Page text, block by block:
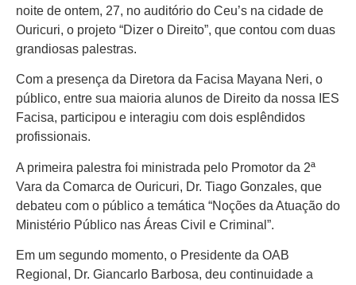
noite de ontem, 27, no auditório do Ceu’s na cidade de
Ouricuri, o projeto “Dizer o Direito”, que contou com duas
grandiosas palestras.
Com a presença da Diretora da Facisa Mayana Neri, o
público, entre sua maioria alunos de Direito da nossa IES
Facisa, participou e interagiu com dois esplêndidos
profissionais.
A primeira palestra foi ministrada pelo Promotor da 2ª
Vara da Comarca de Ouricuri, Dr. Tiago Gonzales, que
debateu com o público a temática “Noções da Atuação do
Ministério Público nas Áreas Civil e Criminal”.
Em um segundo momento, o Presidente da OAB
Regional, Dr. Giancarlo Barbosa, deu continuidade a